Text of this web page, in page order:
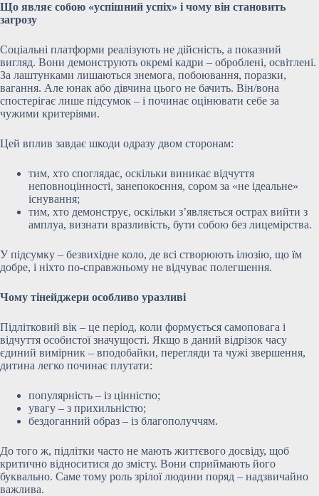
Що являє собою «успішний успіх» і чому він становить
загрозу
Соціальні платформи реалізують не дійсність, а показний
вигляд. Вони демонструють окремі кадри – оброблені, освітлені.
За лаштунками лишаються знемога, побоювання, поразки,
вагання. Але юнак або дівчина цього не бачить. Він/вона
спостерігає лише підсумок – і починає оцінювати себе за
чужими критеріями.
Цей вплив завдає шкоди одразу двом сторонам:
тим, хто споглядає, оскільки виникає відчуття
неповноцінності, занепокоєння, сором за «не ідеальне»
існування;
тим, хто демонструє, оскільки з’являється острах вийти з
амплуа, визнати вразливість, бути собою без лицемірства.
У підсумку – безвихідне коло, де всі створюють ілюзію, що їм
добре, і ніхто по-справжньому не відчуває полегшення.
Чому тінейджери особливо уразливі
Підлітковий вік – це період, коли формується самоповага і
відчуття особистої значущості. Якщо в даний відрізок часу
єдиний вимірник – вподобайки, перегляди та чужі звершення,
дитина легко починає плутати:
популярність – із цінністю;
увагу – з прихильністю;
бездоганний образ – із благополуччям.
До того ж, підлітки часто не мають життєвого досвіду, щоб
критично відноситися до змісту. Вони сприймають його
буквально. Саме тому роль зрілої людини поряд – надзвичайно
важлива.